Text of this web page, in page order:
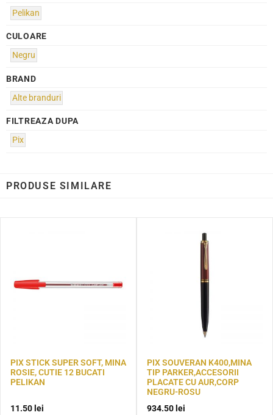
Pelikan
CULOARE
Negru
BRAND
Alte branduri
FILTREAZA DUPA
Pix
PRODUSE SIMILARE
PIX STICK SUPER SOFT, MINA
ROSIE, CUTIE 12 BUCATI
PELIKAN
11.50 lei
PIX SOUVERAN K400,MINA
TIP PARKER,ACCESORII
PLACATE CU AUR,CORP
NEGRU-ROSU
934.50 lei